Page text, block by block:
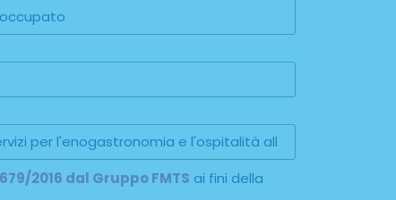
2016 dal Gruppo FMTS ai fini della